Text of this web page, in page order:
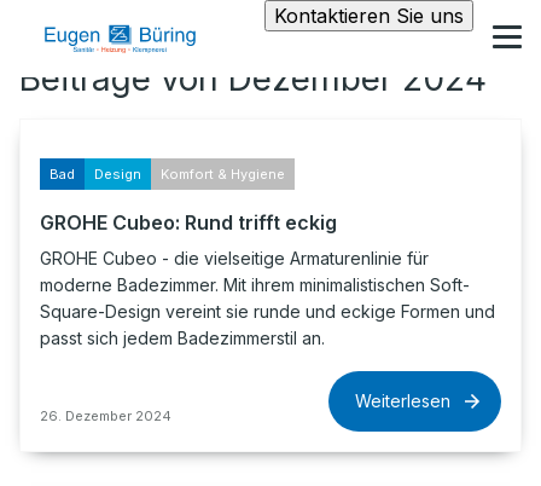
Kontaktieren Sie uns
Beiträge von Dezember 2024
Bad Design Komfort & Hygiene
GROHE Cubeo: Rund trifft eckig
GROHE Cubeo - die vielseitige Armaturenlinie für
moderne Badezimmer. Mit ihrem minimalistischen Soft-
Square-Design vereint sie runde und eckige Formen und
passt sich jedem Badezimmerstil an.
26. Dezember 2024
Weiterlesen